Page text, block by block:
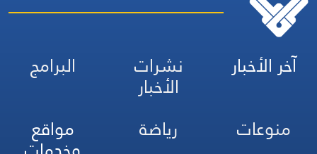
آخر الأخبار نشرات
الأخبار
البرامج
منوعات
رياضة مواقع